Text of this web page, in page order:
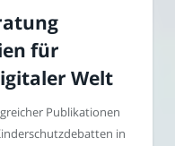
für
Welt
Publikationen
in